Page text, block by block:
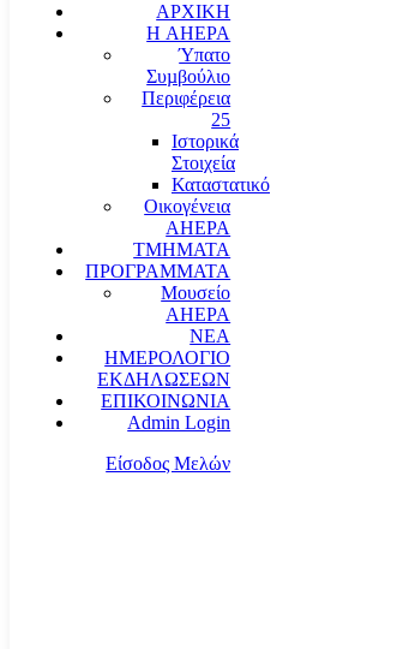
ΑΡΧΙΚΗ
Η AHEPA
Ύπατο
Συµβούλιο
Περιφέρεια
25
Ιστορικά
Στοιχεία
Καταστατικό
Οικογένεια
AHEPA
ΤΜΗΜΑΤΑ
ΠΡΟΓΡΑΜΜΑΤΑ
Μουσείο
AHEPA
ΝΕΑ
ΗΜΕΡΟΛΟΓΙΟ
ΕΚΔΗΛΩΣΕΩΝ
ΕΠΙΚΟΙΝΩΝΙΑ
Admin Login
Είσοδος Μελών